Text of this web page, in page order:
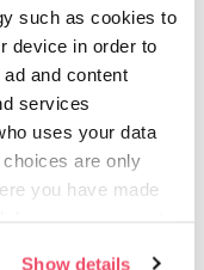
such as cookies to
device in order to
and content
services
uses your data
are only
you have made
Show details
pe textile, atât cu
motive, cum ar fi
și în alte
portul popular
de-a lungul
cultural imaterial al